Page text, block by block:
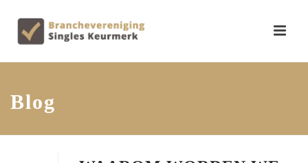
Blog